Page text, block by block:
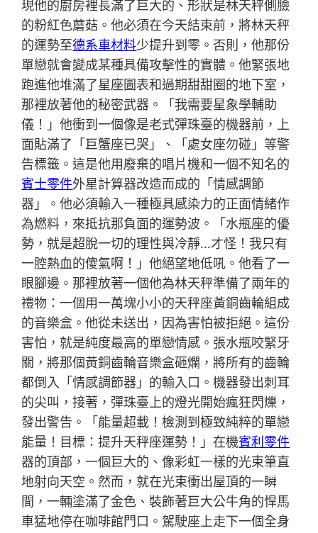
現他的廚房裡長滿了巨大的、形狀是林天秤側臉
的粉紅色蘑菇。他必須在今天結束前，將林天秤
的運勢至德系車材料少提升到零。否則，他那份
單戀就會變成某種具備攻擊性的實體。他緊張地
跑進他堆滿了星座圖表和過期甜甜圈的地下室，
那裡放著他的秘密武器。「我需要星象學輔助
儀！」他衝到一個像是老式彈珠臺的機器前，上
面貼滿了「巨蟹座已哭」、「處女座勿碰」等警
告標籤。這是他用廢棄的唱片機和一個不知名的
賓士零件外星計算器改造而成的「情感調節
器」。他必須輸入一種極具感染力的正面情緒作
為燃料，來抵抗那負面的運勢波。「水瓶座的優
勢，就是超脫一切的理性與冷靜…才怪！我只有
一腔熱血的傻氣啊！」他絕望地低吼。他看了一
眼腳邊。那裡放著一個他為林天秤準備了兩年的
禮物：一個用一萬塊小小的天秤座黃銅齒輪組成
的音樂盒。他從未送出，因為害怕被拒絕。這份
害怕，就是純度最高的單戀情感。張水瓶咬緊牙
關，將那個黃銅齒輪音樂盒砸爛，將所有的齒輪
都倒入「情感調節器」的輸入口。機器發出刺耳
的尖叫，接著，彈珠臺上的燈光開始瘋狂閃爍，
發出警告。「能量超載！檢測到極致純粹的單戀
能量！目標：提升天秤座運勢！」在機賓利零件
器的頂部，一個巨大的、像彩虹一樣的光束筆直
地射向天空。然而，就在光束衝出屋頂的一瞬
間，一輛塗滿了金色、裝飾著巨大公牛角的悍馬
車猛地停在咖啡館門口。駕駛座上走下一個全身